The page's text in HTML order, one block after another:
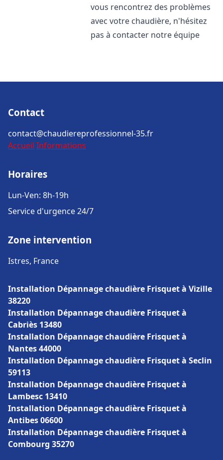
vous rencontrez des problèmes
avec votre chaudière, n'hésitez
pas à contacter notre équipe
Contact
contact@chaudiereprofessionnel-35.fr
Accueil Informations
Horaires
Lun-Ven: 8h-19h
Service d'urgence 24/7
Zone intervention
Istres, France
Installation Dépannage chaudière Frisquet à Vizille
38220
Installation Dépannage chaudière Frisquet à
Cabriès 13480
Installation Dépannage chaudière Frisquet à
Nantes 44000
Installation Dépannage chaudière Frisquet à Seclin
59113
Installation Dépannage chaudière Frisquet à
Lambesc 13410
Installation Dépannage chaudière Frisquet à
Antibes 06600
Installation Dépannage chaudière Frisquet à
Combourg 35270